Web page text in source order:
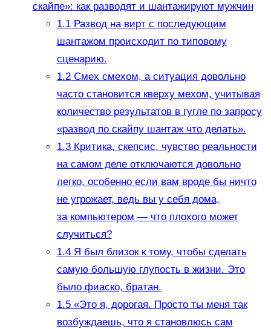
скайпе»: как разводят и шантажируют мужчин
1.1Развод на вирт с последующим
шантажом происходит по типовому
сценарию.
1.2Смех смехом, а ситуация довольно
часто становится кверху мехом, учитывая
количество результатов в гугле по запросу
«развод по скайпу шантаж что делать».
1.3Критика, скепсис, чувство реальности
на самом деле отключаются довольно
легко, особенно если вам вроде бы ничто
не угрожает, ведь вы у себя дома,
за компьютером — что плохого может
случиться?
1.4Я был близок к тому, чтобы сделать
самую большую глупость в жизни. Это
было фиаско, братан.
1.5«Это я, дорогая. Просто ты меня так
возбуждаешь, что я становлюсь сам